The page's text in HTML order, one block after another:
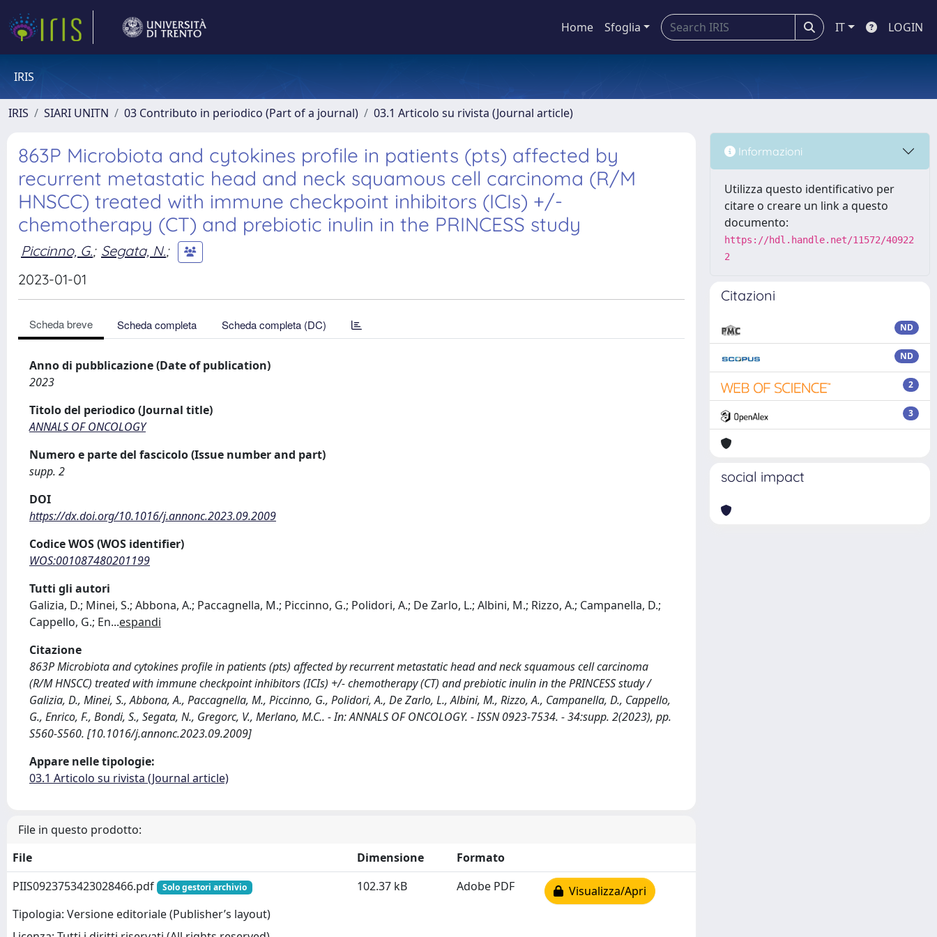
Home Sfoglia IT LOGIN
IRIS
IRIS SIARI UNITN 03 Contributo in periodico (Part of a journal) 03.1 Articolo su rivista (Journal article)
863P Microbiota and cytokines profile in patients (pts) affected by
recurrent metastatic head and neck squamous cell carcinoma (R/M
HNSCC) treated with immune checkpoint inhibitors (ICIs) +/-
chemotherapy (CT) and prebiotic inulin in the PRINCESS study
Piccinno, G.; Segata, N.;
2023-01-01
Scheda breve Scheda completa Scheda completa (DC)
Anno di pubblicazione (Date of publication)
2023
Titolo del periodico (Journal title)
ANNALS OF ONCOLOGY
Numero e parte del fascicolo (Issue number and part)
supp. 2
DOI
https://dx.doi.org/10.1016/j.annonc.2023.09.2009
Codice WOS (WOS identifier)
WOS:001087480201199
Tutti gli autori
Galizia, D.; Minei, S.; Abbona, A.; Paccagnella, M.; Piccinno, G.; Polidori, A.; De Zarlo, L.; Albini, M.; Rizzo, A.; Campanella, D.;
Cappello, G.; En...espandi
Citazione
863P Microbiota and cytokines profile in patients (pts) affected by recurrent metastatic head and neck squamous cell carcinoma
(R/M HNSCC) treated with immune checkpoint inhibitors (ICIs) +/- chemotherapy (CT) and prebiotic inulin in the PRINCESS study /
Galizia, D., Minei, S., Abbona, A., Paccagnella, M., Piccinno, G., Polidori, A., De Zarlo, L., Albini, M., Rizzo, A., Campanella, D., Cappello,
G., Enrico, F., Bondi, S., Segata, N., Gregorc, V., Merlano, M.C.. - In: ANNALS OF ONCOLOGY. - ISSN 0923-7534. - 34:supp. 2(2023), pp.
S560-S560. [10.1016/j.annonc.2023.09.2009]
Appare nelle tipologie:
03.1 Articolo su rivista (Journal article)
File in questo prodotto:
File
Dimensione
Formato
PIIS0923753423028466.pdf
Solo gestori archivio
Tipologia: Versione editoriale (Publisher’s layout)
102.37 kB Adobe PDF Visualizza/Apri
Informazioni
Utilizza questo identificativo per
citare o creare un link a questo
documento:
https://hdl.handle.net/11572/40922
2
Citazioni
ND
ND
2
3
social impact